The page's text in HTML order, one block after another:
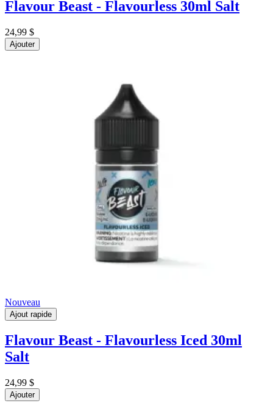
Flavour Beast - Flavourless 30ml Salt
24,99 $
Ajouter
Nouveau
Ajout rapide
Flavour Beast - Flavourless Iced 30ml
Salt
24,99 $
Ajouter